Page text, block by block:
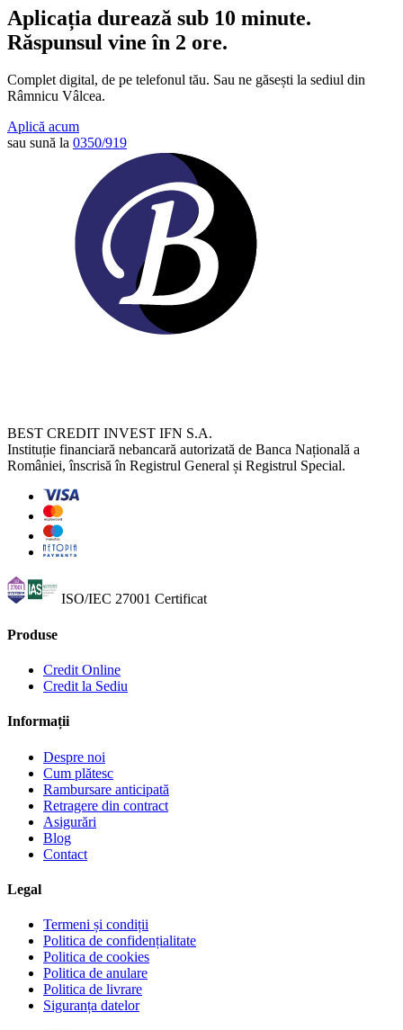
Aplicația durează sub 10 minute.
Răspunsul vine în 2 ore.
Complet digital, de pe telefonul tău. Sau ne găsești la sediul din
Râmnicu Vâlcea.
Aplică acum
sau sună la 0350/919
BEST CREDIT INVEST IFN S.A.
Instituție financiară nebancară autorizată de Banca Națională a
României, înscrisă în Registrul General și Registrul Special.
ISO/IEC 27001 Certificat
Produse
Credit Online
Credit la Sediu
Informații
Despre noi
Cum plătesc
Rambursare anticipată
Retragere din contract
Asigurări
Blog
Contact
Legal
Termeni și condiții
Politica de confidențialitate
Politica de cookies
Politica de anulare
Politica de livrare
Siguranța datelor